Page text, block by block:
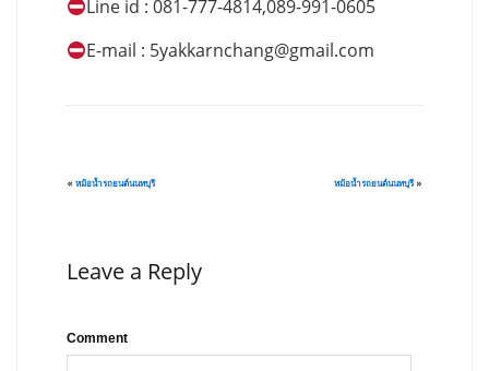
Line id : 081-777-4814,089-991-0605
E-mail : 5yakkarnchang@gmail.com
« หม้อน้ำรถยนต์นนทบุรี หม้อน้ำรถยนต์นนทบุรี»
Leave a Reply
Comment